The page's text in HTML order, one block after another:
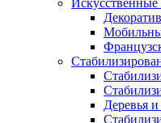
Искусственные
Деревья